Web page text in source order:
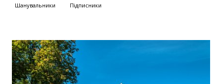
Шанувальники Підписники